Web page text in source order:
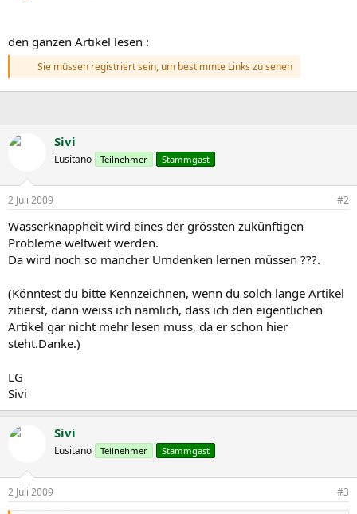
den ganzen Artikel lesen :
Sie müssen registriert sein, um bestimmte Links zu sehen
Sivi
Lusitano Teilnehmer Stammgast
2 Juli 2009 #2
Wasserknappheit wird eines der grössten zukünftigen
Probleme weltweit werden.
Da wird noch so mancher Umdenken lernen müssen ???.
(Könntest du bitte Kennzeichnen, wenn du solch lange Artikel
zitierst, dann weiss ich nämlich, dass ich den eigentlichen
Artikel gar nicht mehr lesen muss, da er schon hier
steht.Danke.)
LG
Sivi
Sivi
Lusitano Teilnehmer Stammgast
2 Juli 2009 #3